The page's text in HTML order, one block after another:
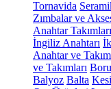
Tornavida
Zımbalar ve
Anahtar Takımları
İngiliz Anahtarı
Anahtar ve
ve Takımları
Balyoz Balta